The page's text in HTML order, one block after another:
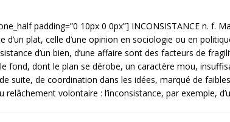
padding=”0 10px 0 0px”] INCONSISTANCE n. f.
d’un plat, celle d’une opinion en sociologie ou en
d’un bien, d’une affaire sont des facteurs de
fond, dont le plan se dérobe, un caractère mou,
suite, de coordination dans les idées, marqué de
volontaire : l’inconsistance, par exemple,